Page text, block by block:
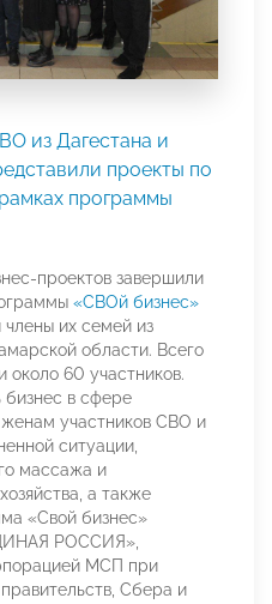
из Дагестана и
проекты по
программы
проектов завершили
«СВОй бизнес»
их семей из
области. Всего
около 60 участников.
бизнес в сфере
участников СВО и
ситуации,
массажа и
а также
«Свой бизнес»
РОССИЯ»,
МСП при
Сбера и